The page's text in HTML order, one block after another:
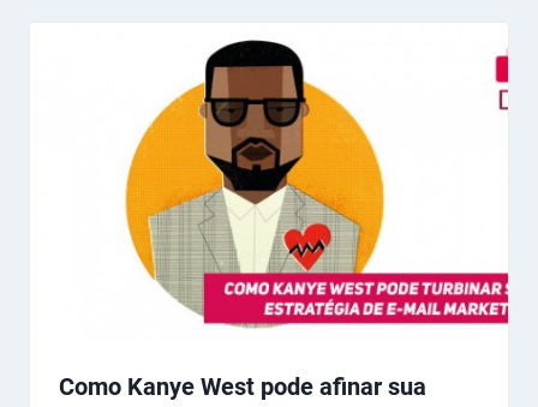
Como Kanye West pode afinar sua